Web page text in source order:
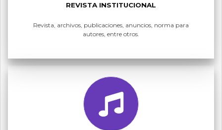
REVISTA INSTITUCIONAL
Revista, archivos, publicaciones, anuncios, norma para
autores, entre otros.